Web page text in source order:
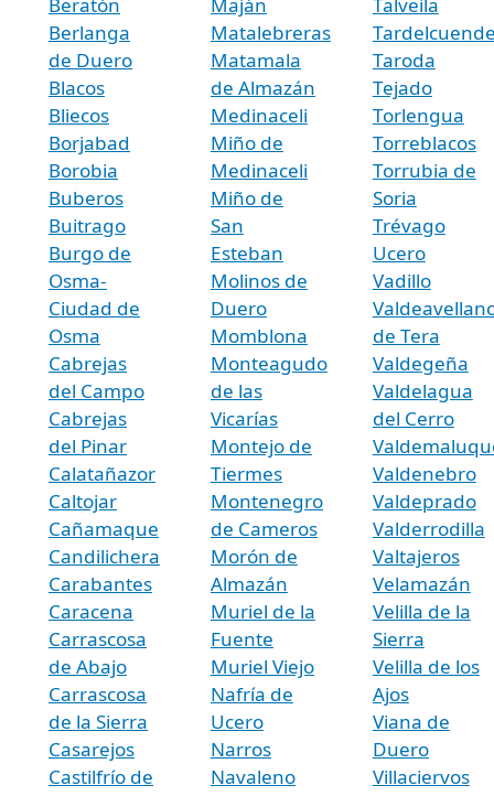
Berlanga
de Duero
Blacos
Bliecos
Borjabad
Borobia
Buberos
Buitrago
Burgo de
Osma-
Ciudad de
Osma
Cabrejas
del Campo
Cabrejas
del Pinar
Calatañazor
Caltojar
Cañamaque
Candilichera
Carabantes
Caracena
Carrascosa
de Abajo
Carrascosa
de la Sierra
Casarejos
Castilfrío de
Matalebreras
Matamala
de Almazán
Medinaceli
Miño de
Medinaceli
Miño de
San
Esteban
Molinos de
Duero
Momblona
Monteagudo
de las
Vicarías
Montejo de
Tiermes
Montenegro
de Cameros
Morón de
Almazán
Muriel de la
Fuente
Muriel Viejo
Nafría de
Ucero
Narros
Navaleno
Taroda
Tejado
Torlengua
Torreblacos
Torrubia de
Soria
Trévago
Ucero
Vadillo
de Tera
Valdegeña
Valdelagua
del Cerro
Valdenebro
Valdeprado
Valderrodilla
Valtajeros
Velamazán
Velilla de la
Sierra
Velilla de los
Ajos
Viana de
Duero
Villaciervos